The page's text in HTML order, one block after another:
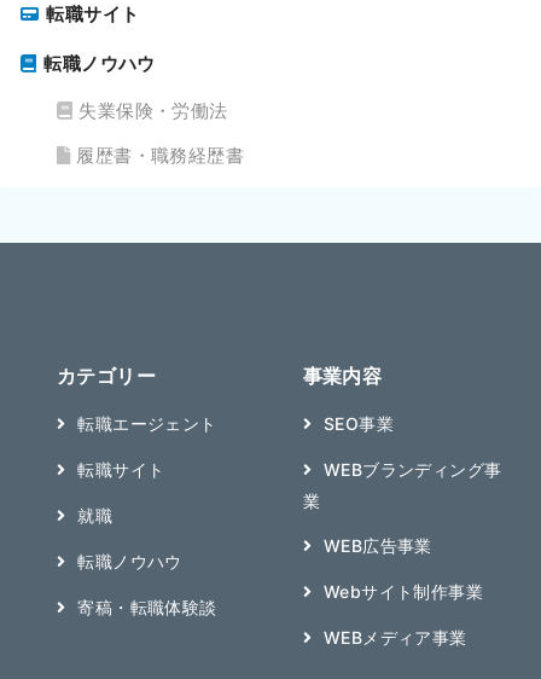
転職サイト
転職ノウハウ
失業保険・労働法
履歴書・職務経歴書
カテゴリー
転職エージェント
転職サイト
就職
転職ノウハウ
寄稿・転職体験談
事業内容
SEO事業
WEBブランディング事
業
WEB広告事業
Webサイト制作事業
WEBメディア事業